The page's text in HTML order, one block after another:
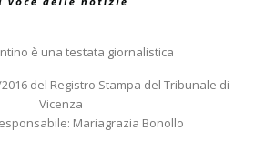
è una testata giornalistica
del Registro Stampa del Tribunale di
Vicenza
Mariagrazia Bonollo